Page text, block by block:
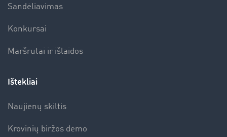
Sandėliavimas
Konkursai
Maršrutai ir išlaidos
Ištekliai
Naujienų skiltis
Krovinių biržos demo